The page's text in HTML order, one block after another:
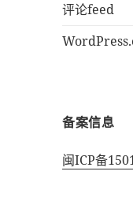
评论feed
备案信息
闽ICP备